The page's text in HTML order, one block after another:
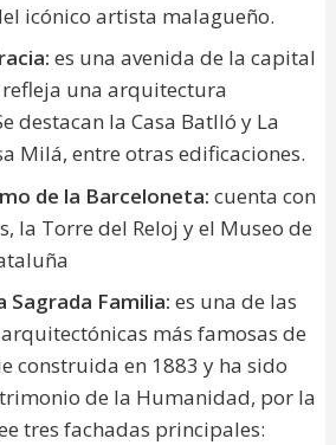
icónico artista malagueño.
es una avenida de la capital
una arquitectura
destacan la Casa Batlló y La
Milá, entre otras edificaciones.
de la Barceloneta: cuenta con
la Torre del Reloj y el Museo de
Sagrada Familia: es una de las
más famosas de
construida en 1883 y ha sido
de la Humanidad, por la
tres fachadas principales: